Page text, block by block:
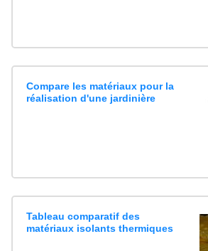
Compare les matériaux pour la
réalisation d'une jardinière
Tableau comparatif des
matériaux isolants thermiques